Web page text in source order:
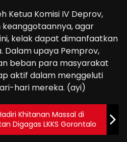
Ketua Komisi IV Deprov,
keanggotaannya, agar
kelak dapat dimanfaatkan
Dalam upaya Pemprov,
beban para masyarakat
aktif dalam menggeluti
hari mereka. (ayi)
Khitanan Massal di
Digagas LKKS Gorontalo